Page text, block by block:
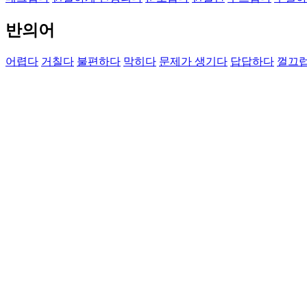
반의어
어렵다 거칠다 불편하다 막히다 문제가 생기다 답답하다 껄끄